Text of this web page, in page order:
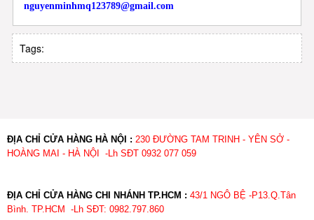
nguyenminhmq123789@gmail.com
Tags:
ĐỊA CHỈ CỬA HÀNG HÀ NỘI : 230 ĐƯỜNG TAM TRINH - YÊN SỞ -
HOÀNG MAI - HÀ NỘI -Lh SĐT 0932 077 059
ĐỊA CHỈ CỬA HÀNG CHI NHÁNH TP.HCM : 43/1 NGÔ BỆ -P13.Q.Tân
Bình. TP.HCM -Lh SĐT: 0982.797.860